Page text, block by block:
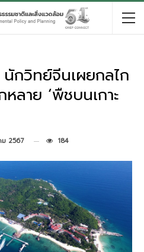
กวิทย์จีนเผยกลไก
ลาย ‘พืชบนเกาะ
ม 2567 184